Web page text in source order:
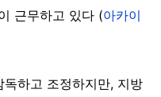
근무하고 있다 (아카이
하고 조정하지만, 지방